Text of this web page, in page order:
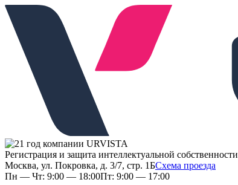
Регистрация и защита интеллектуальной собственности
Москва, ул. Покровка, д. 3/7, стр. 1БСхема проезда
Пн — Чт: 9:00 — 18:00Пт: 9:00 — 17:00